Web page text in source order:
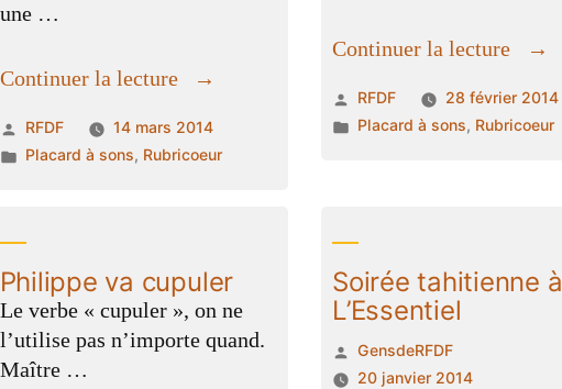
une …
Continuer la lecture
« Le
sur
la
Publié
par
RFDF
14 mars 2014
Publié
Placard à sons, Rubricoeur
Continuer la lecture
« Les
et
les
Publié
par
RFDF
28 février 2014
Publié
Placard à sons, Rubricoeur
Philippe va cupuler
Le verbe « cupuler », on ne
l’utilise pas n’importe quand.
Maître …
Soirée tahitienne à
L’Essentiel
Publié
par
GensdeRFDF
20 janvier 2014